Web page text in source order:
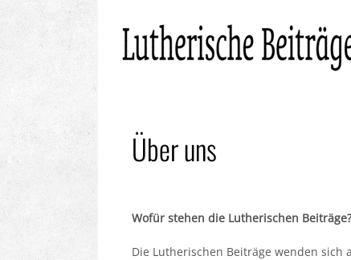
Über uns
Wofür stehen die Lutherischen Beiträge?
Die Lutherischen Beiträge wenden